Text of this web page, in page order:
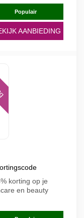
Populair
AANBIEDING
korting op je
en beauty